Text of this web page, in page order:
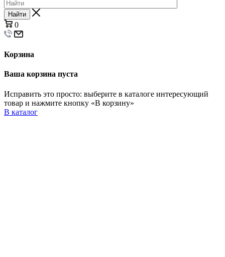
Найти
0
Корзина
Ваша корзина пуста
Исправить это просто: выберите в каталоге интересующий
товар и нажмите кнопку «В корзину»
В каталог